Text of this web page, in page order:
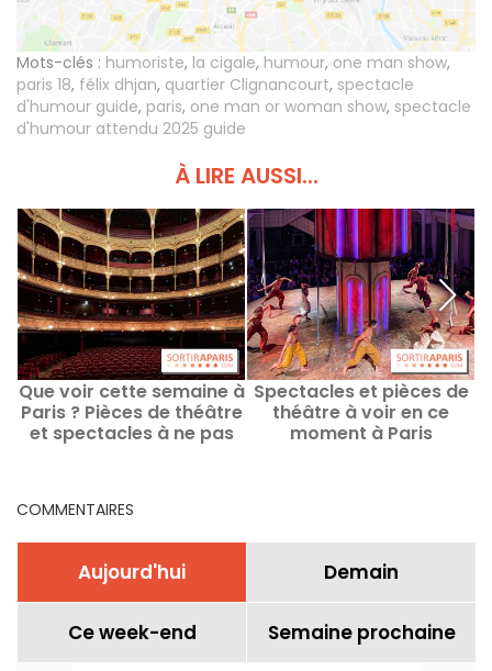
Mots-clés : humoriste, la cigale, humour, one man show,
paris 18, félix dhjan, quartier Clignancourt, spectacle
d'humour guide, paris, one man or woman show, spectacle
d'humour attendu 2025 guide
À LIRE AUSSI...
Que voir cette semaine à
Paris ? Pièces de théâtre
et spectacles à ne pas
Spectacles et pièces de
théâtre à voir en ce
moment à Paris
COMMENTAIRES
Aujourd'hui Demain
Ce week-end Semaine prochaine